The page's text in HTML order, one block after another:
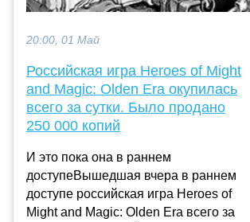
20:00, 01 Май
Российская игра Heroes of Might
and Magic: Olden Era окупилась
всего за сутки. Было продано
250 000 копий
И это пока она в раннем
доступеВышедшая вчера в раннем
доступе российская игра Heroes of
Might and Magic: Olden Era всего за